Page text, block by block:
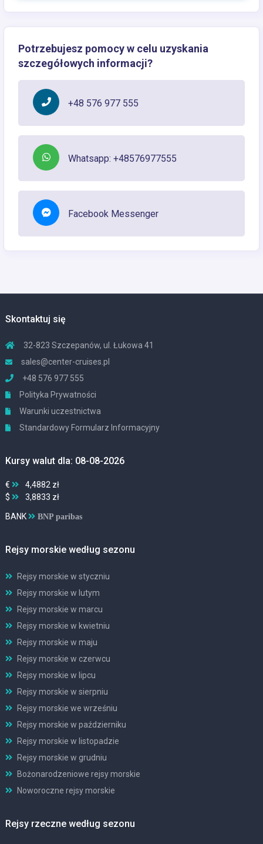
Potrzebujesz pomocy w celu uzyskania
szczegółowych informacji?
+48 576 977 555
Whatsapp: +48576977555
Facebook Messenger
Skontaktuj się
32-823 Szczepanów, ul. Łukowa 41
sales@center-cruises.pl
+48 576 977 555
Polityka Prywatności
Warunki uczestnictwa
Standardowy Formularz Informacyjny
Kursy walut dla: 08-08-2026
€
4,4882 zł
$
3,8833 zł
BANK BNP paribas
Rejsy morskie według sezonu
Rejsy morskie w styczniu
Rejsy morskie w lutym
Rejsy morskie w marcu
Rejsy morskie w kwietniu
Rejsy morskie w maju
Rejsy morskie w czerwcu
Rejsy morskie w lipcu
Rejsy morskie w sierpniu
Rejsy morskie we wrześniu
Rejsy morskie w październiku
Rejsy morskie w listopadzie
Rejsy morskie w grudniu
Bożonarodzeniowe rejsy morskie
Noworoczne rejsy morskie
Rejsy rzeczne według sezonu